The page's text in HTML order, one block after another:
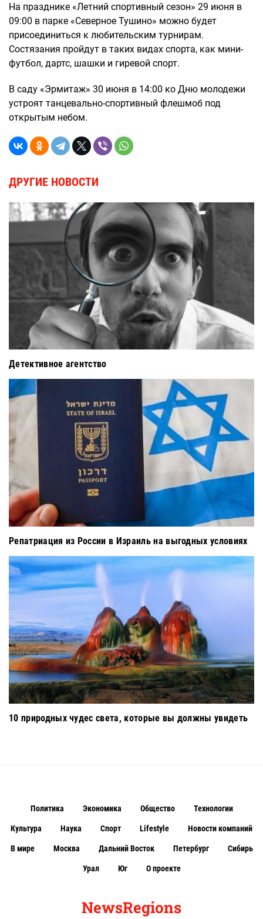
На празднике «Летний спортивный сезон» 29 июня в
09:00 в парке «Северное Тушино» можно будет
присоединиться к любительским турнирам.
Состязания пройдут в таких видах спорта, как мини-
футбол, дартс, шашки и гиревой спорт.
В саду «Эрмитаж» 30 июня в 14:00 ко Дню молодежи
устроят танцевально-спортивный флешмоб под
открытым небом.
ДРУГИЕ НОВОСТИ
Детективное агентство
Репатриация из России в Израиль на выгодных условиях
10 природных чудес света, которые вы должны увидеть
NewsRegions
Политика Экономика Общество Технологии
Культура Наука Спорт Lifestyle Новости компаний
В мире Москва Дальний Восток Петербург Сибирь
Урал Юг О проекте